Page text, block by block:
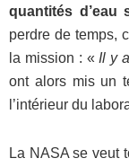
quantités d’eau
perdre de temps,
la mission : « Il y
ont alors mis un
l’intérieur du
La NASA se veut